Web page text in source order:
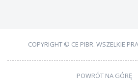
COPYRIGHT © CE PIBR. WSZELKIE
POWRÓT NA GÓRĘ